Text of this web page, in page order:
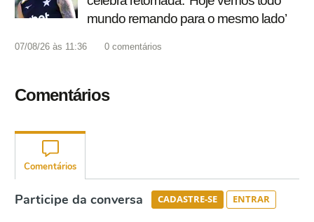
mundo remando para o mesmo lado’
07/08/26 às 11:36 0 comentários
Comentários